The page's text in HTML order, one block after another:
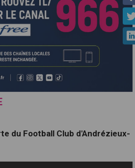
du Football Club d'Andrézieux-